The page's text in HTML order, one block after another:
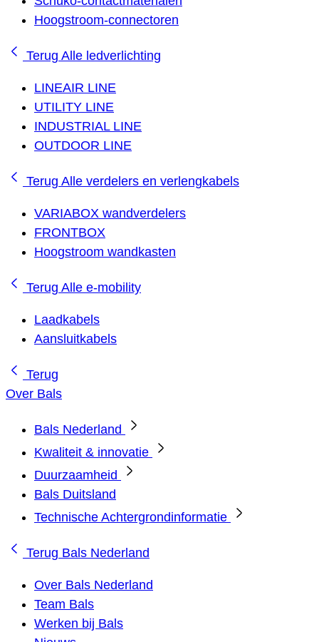
Hoogstroom-connectoren
Terug Alle ledverlichting
LINEAIR LINE
UTILITY LINE
INDUSTRIAL LINE
OUTDOOR LINE
Terug Alle verdelers en verlengkabels
VARIABOX wandverdelers
FRONTBOX
Hoogstroom wandkasten
Terug Alle e-mobility
Laadkabels
Aansluitkabels
Terug
Over Bals
Bals Nederland
Kwaliteit & innovatie
Duurzaamheid
Bals Duitsland
Technische Achtergrondinformatie
Terug Bals Nederland
Over Bals Nederland
Team Bals
Werken bij Bals